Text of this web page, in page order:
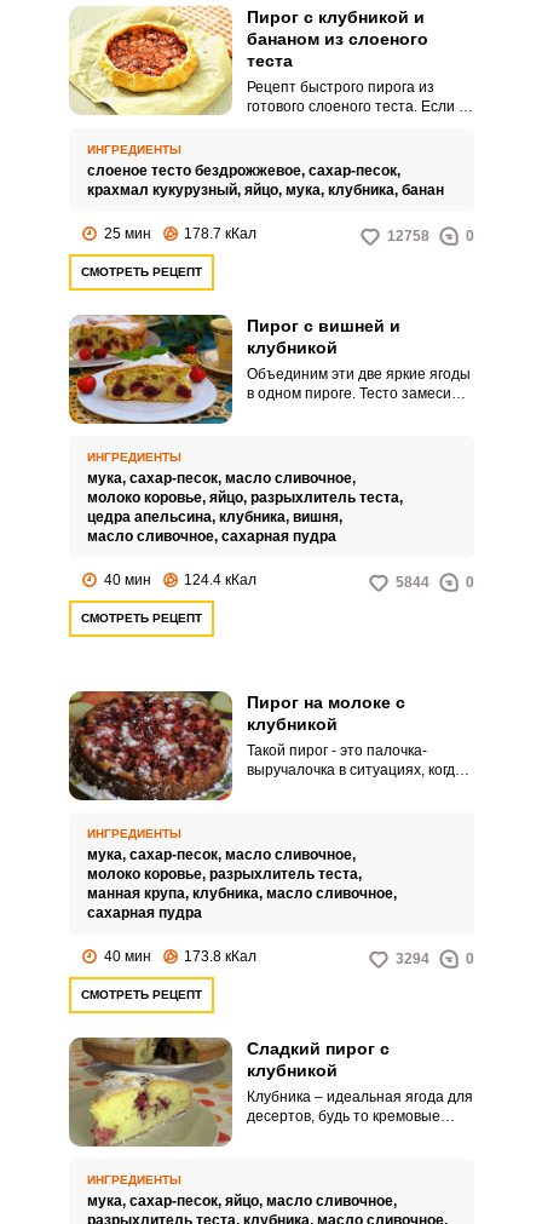
Пирог с клубникой и
бананом из слоеного
теста
Рецепт быстрого пирога из
готового слоеного теста. Если в
время его использовать.
ИНГРЕДИЕНТЫ
слоеное тесто бездрожжевое, сахар-песок,
крахмал кукурузный, яйцо, мука, клубника, банан
25 мин 178.7 кКал 12758 0
СМОТРЕТЬ РЕЦЕПТ
Пирог с вишней и
клубникой
Объединим эти две яркие ягоды
в одном пироге. Тесто замесим с
под воздействием ягодного сока.
ИНГРЕДИЕНТЫ
мука, сахар-песок, масло сливочное,
молоко коровье, яйцо, разрыхлитель теста,
цедра апельсина, клубника, вишня,
масло сливочное, сахарная пудра
40 мин 124.4 кКал 5844 0
СМОТРЕТЬ РЕЦЕПТ
Пирог на молоке с
клубникой
Такой пирог - это палочка-
выручалочка в ситуациях, когда
его в форму, распределяем
сверху клубнику и отправляем в
духовку.
ИНГРЕДИЕНТЫ
мука, сахар-песок, масло сливочное,
молоко коровье, разрыхлитель теста,
манная крупа, клубника, масло сливочное,
сахарная пудра
40 мин 173.8 кКал 3294 0
СМОТРЕТЬ РЕЦЕПТ
Сладкий пирог с
клубникой
Клубника – идеальная ягода для
десертов, будь то кремовые
рецепт бисквитного пирога с
клубникой.
ИНГРЕДИЕНТЫ
мука, сахар-песок, яйцо, масло сливочное,
разрыхлитель теста, клубника, масло сливочное,